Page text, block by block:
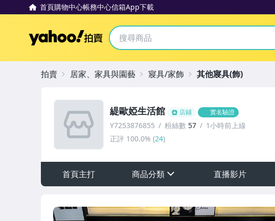
首頁購物中心帳務中心信箱App下載
Yahoo拍賣
緹歐婭生活館 店鋪 實名驗證
Y7253876855 粉絲數 57
1小時前上線
正評 100.0% (24)
首頁主打 商品分類 直播影片
拍賣 居家、家具與園藝 寢具/家飾 其他寢具(飾)